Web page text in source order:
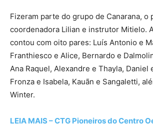
Fizeram parte do grupo de Canarana, o
coordenadora Lilian e instrutor Mitielo.
contou com oito pares: Luís Antonio e
Franthiesco e Alice, Bernardo e
Ana Raquel, Alexandre e Thayla, Daniel
Fronza e Isabela, Kauãn e Sangaletti,
Winter.
LEIA MAIS – CTG Pioneiros do Centro